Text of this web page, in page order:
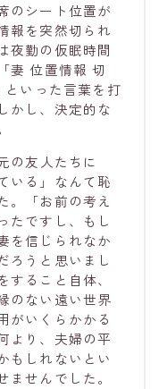
のシート位置が
報を突然切られ
夜勤の仮眠時間
妻 位置情報 切
いった言葉を打
かし、決定的な
の友人たちに
いる」なんて恥
。「お前の考え
たですし、もし
を信じられなか
ろうと思いまし
ること自体、
のない遠い世界
がいくらかかる
より、夫婦の平
もしれないとい
せんでした。